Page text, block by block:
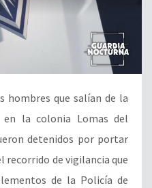
hombres que salían de la
en la colonia Lomas del
detenidos por portar
recorrido de vigilancia que
de la Policía de